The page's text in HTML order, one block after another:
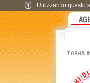
Utilizzando questo